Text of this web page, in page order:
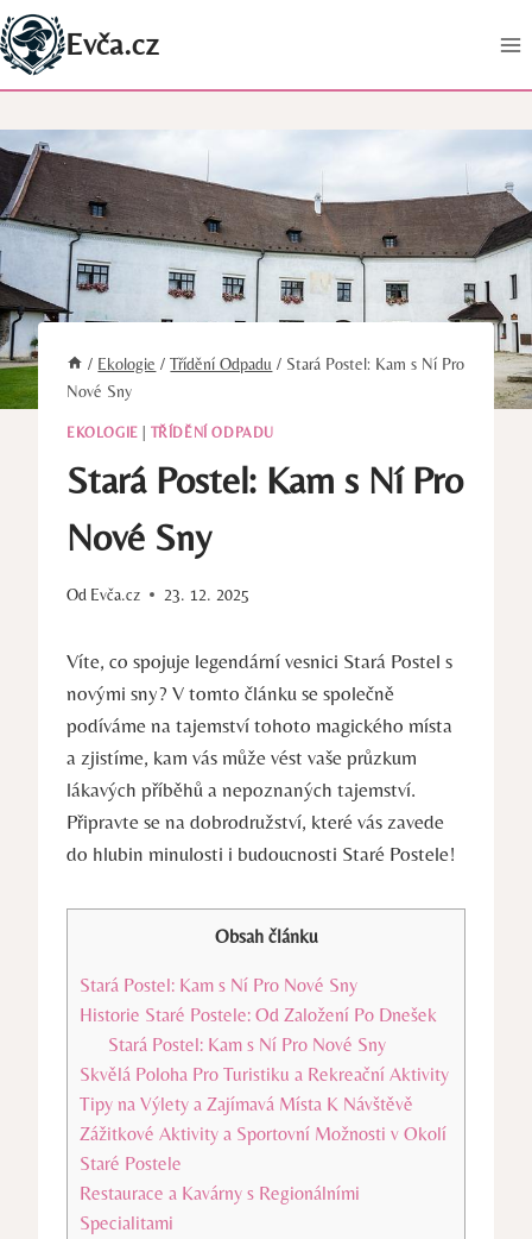
Přeskočit
na
obsah
Evča.cz
/ Ekologie / Třídění Odpadu / Stará Postel: Kam s Ní Pro
Nové Sny
EKOLOGIE TŘÍDĚNÍ ODPADU
Stará Postel: Kam s Ní Pro
Nové Sny
Od Evča.cz 23. 12. 2025
Víte, co spojuje legendární vesnici Stará Postel s
novými sny? V tomto článku se společně
podíváme na tajemství tohoto magického místa
a zjistíme, kam vás může vést vaše průzkum
lákavých příběhů a nepoznaných tajemství.
Připravte se na dobrodružství, které vás zavede
do hlubin minulosti i budoucnosti Staré Postele!
Obsah článku
Stará Postel: Kam s Ní Pro Nové Sny
Historie Staré Postele: Od Založení Po Dnešek
Stará Postel: Kam s Ní Pro Nové Sny
Skvělá Poloha Pro Turistiku a Rekreační Aktivity
Tipy na Výlety a Zajímavá Místa K Návštěvě
Zážitkové Aktivity a Sportovní Možnosti v Okolí
Staré Postele
Restaurace a Kavárny s Regionálními
Specialitami